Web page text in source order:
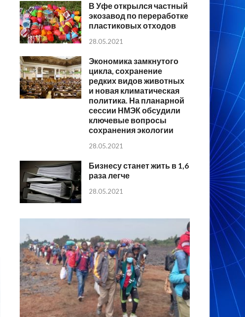
В Уфе открылся частный
экозавод по переработке
пластиковых отходов
28.05.2021
Экономика замкнутого
цикла, сохранение
редких видов животных
и новая климатическая
политика. На планарной
сессии НМЭК обсудили
ключевые вопросы
сохранения экологии
28.05.2021
Бизнесу станет жить в 1,6
раза легче
28.05.2021